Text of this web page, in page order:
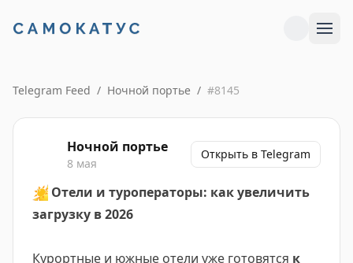
Telegram Feed / Ночной портье / #8145
Ночной портье
8 мая
Открыть в Telegram
☀️ Отели и туроператоры: как увеличить
загрузку в 2026
Курортные и южные отели уже готовятся к